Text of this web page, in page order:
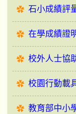
石小成績評
在學成績證
校外人士協
校園行動載
教育部中小